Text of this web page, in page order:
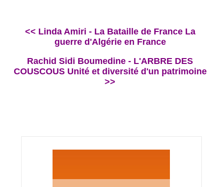
<< Linda Amiri - La Bataille de France La
guerre d'Algérie en France
Rachid Sidi Boumedine - L'ARBRE DES
COUSCOUS Unité et diversité d'un patrimoine
>>